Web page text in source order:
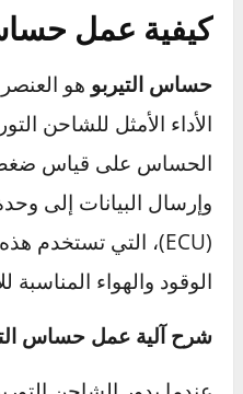
كيفية عمل
حساس التيربوهو العنصر
الأداء الأمثل للشاحن
الحساس على قياس ضغط
وإرسال البيانات إلى